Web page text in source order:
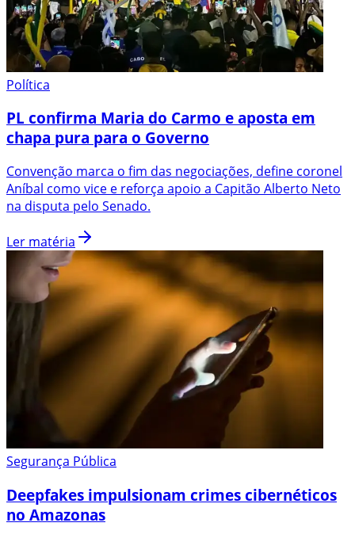
Política
PL confirma Maria do Carmo e aposta em
chapa pura para o Governo
Convenção marca o fim das negociações, define coronel
Aníbal como vice e reforça apoio a Capitão Alberto Neto
na disputa pelo Senado.
Ler matéria
Segurança Pública
Deepfakes impulsionam crimes cibernéticos
no Amazonas